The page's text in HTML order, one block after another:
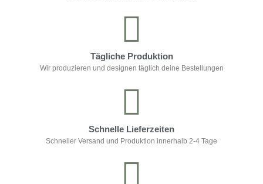
Tägliche Produktion
Wir produzieren und designen täglich deine Bestellungen
Schnelle Lieferzeiten
Schneller Versand und Produktion innerhalb 2-4 Tage